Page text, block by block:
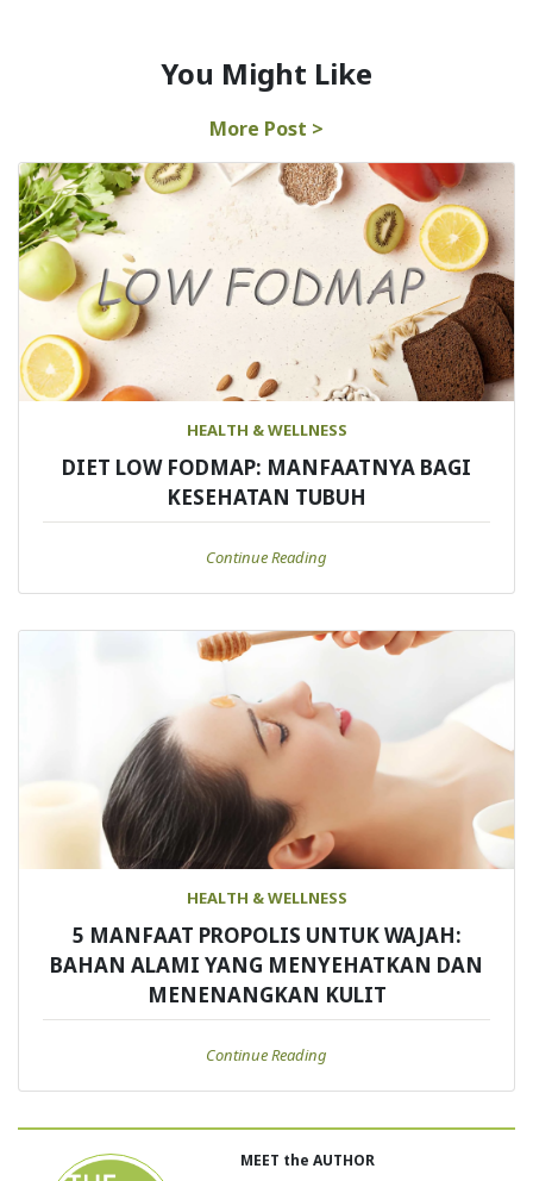
You Might Like
More Post >
HEALTH & WELLNESS
DIET LOW FODMAP: MANFAATNYA BAGI
KESEHATAN TUBUH
Continue Reading
HEALTH & WELLNESS
5 MANFAAT PROPOLIS UNTUK WAJAH:
BAHAN ALAMI YANG MENYEHATKAN DAN
MENENANGKAN KULIT
Continue Reading
MEET the AUTHOR